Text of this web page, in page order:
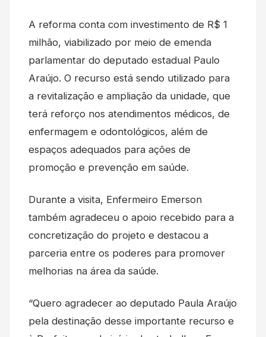
A reforma conta com investimento de R$ 1
milhão, viabilizado por meio de emenda
parlamentar do deputado estadual Paulo
Araújo. O recurso está sendo utilizado para
a revitalização e ampliação da unidade, que
terá reforço nos atendimentos médicos, de
enfermagem e odontológicos, além de
espaços adequados para ações de
promoção e prevenção em saúde.
Durante a visita, Enfermeiro Emerson
também agradeceu o apoio recebido para a
concretização do projeto e destacou a
parceria entre os poderes para promover
melhorias na área da saúde.
“Quero agradecer ao deputado Paula Araújo
pela destinação desse importante recurso e